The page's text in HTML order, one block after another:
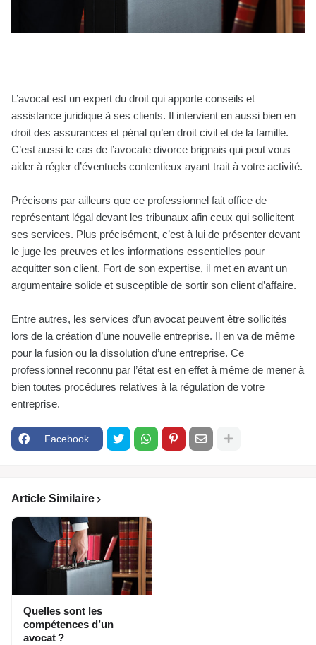
L’avocat est un expert du droit qui apporte conseils et
assistance juridique à ses clients. Il intervient en aussi bien en
droit des assurances et pénal qu’en droit civil et de la famille.
C’est aussi le cas de l’avocate divorce brignais qui peut vous
aider à régler d’éventuels contentieux ayant trait à votre activité.
Précisons par ailleurs que ce professionnel fait office de
représentant légal devant les tribunaux afin ceux qui sollicitent
ses services. Plus précisément, c’est à lui de présenter devant
le juge les preuves et les informations essentielles pour
acquitter son client. Fort de son expertise, il met en avant un
argumentaire solide et susceptible de sortir son client d’affaire.
Entre autres, les services d’un avocat peuvent être sollicités
lors de la création d’une nouvelle entreprise. Il en va de même
pour la fusion ou la dissolution d’une entreprise. Ce
professionnel reconnu par l’état est en effet à même de mener à
bien toutes procédures relatives à la régulation de votre
entreprise.
Facebook
Article Similaire
Quelles sont les
compétences d’un
avocat ?